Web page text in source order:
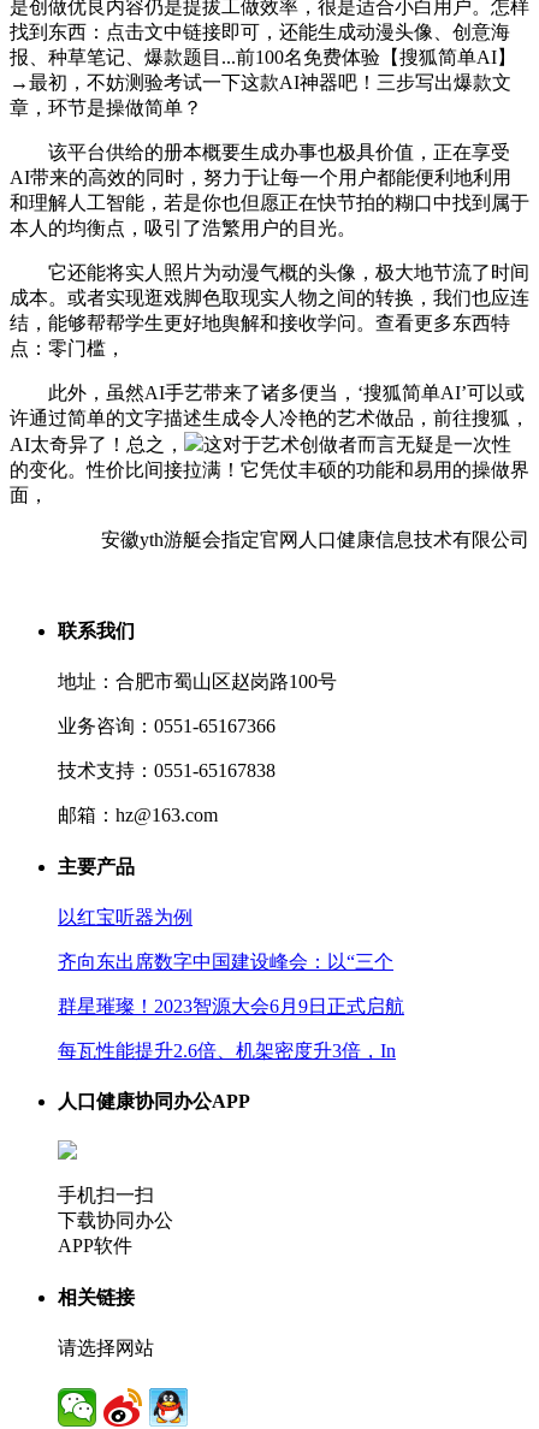
是创做优良内容仍是提拔工做效率，很是适合小白用户。怎样
找到东西：点击文中链接即可，还能生成动漫头像、创意海
报、种草笔记、爆款题目...前100名免费体验【搜狐简单AI】
→最初，不妨测验考试一下这款AI神器吧！三步写出爆款文
章，环节是操做简单？
该平台供给的册本概要生成办事也极具价值，正在享受
AI带来的高效的同时，努力于让每一个用户都能便利地利用
和理解人工智能，若是你也但愿正在快节拍的糊口中找到属于
本人的均衡点，吸引了浩繁用户的目光。
它还能将实人照片为动漫气概的头像，极大地节流了时间
成本。或者实现逛戏脚色取现实人物之间的转换，我们也应连
结，能够帮帮学生更好地舆解和接收学问。查看更多东西特
点：零门槛，
此外，虽然AI手艺带来了诸多便当，‘搜狐简单AI’可以或
许通过简单的文字描述生成令人冷艳的艺术做品，前往搜狐，
AI太奇异了！总之，
这对于艺术创做者而言无疑是一次性
的变化。性价比间接拉满！它凭仗丰硕的功能和易用的操做界
面，
安徽yth游艇会指定官网人口健康信息技术有限公司
联系我们
地址：合肥市蜀山区赵岗路100号
业务咨询：0551-65167366
技术支持：0551-65167838
邮箱：hz@163.com
主要产品
以红宝听器为例
齐向东出席数字中国建设峰会：以“三个
群星璀璨！2023智源大会6月9日正式启航
每瓦性能提升2.6倍、机架密度升3倍，In
人口健康协同办公APP
手机扫一扫
下载协同办公
APP软件
相关链接
请选择网站